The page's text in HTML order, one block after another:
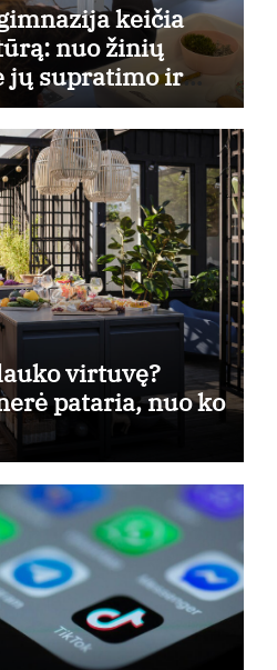
keičia
nuo žinių
jų supratimo ir
virtuvę?
pataria, nuo ko